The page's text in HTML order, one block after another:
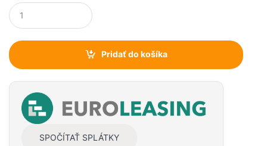
Q
u
a
t
i
y
Pridať do košíka
SPOČÍTAŤ SPLÁTKY